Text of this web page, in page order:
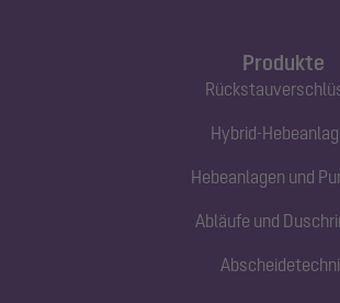
Produkte
Hybrid-
Hebeanlagen und
Abläufe und